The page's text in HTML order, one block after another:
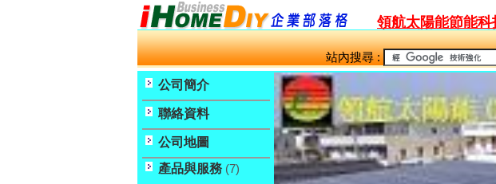
領航太陽能節能科
站內搜尋 :
公司簡介
聯絡資料
公司地圖
產品與服務(7)